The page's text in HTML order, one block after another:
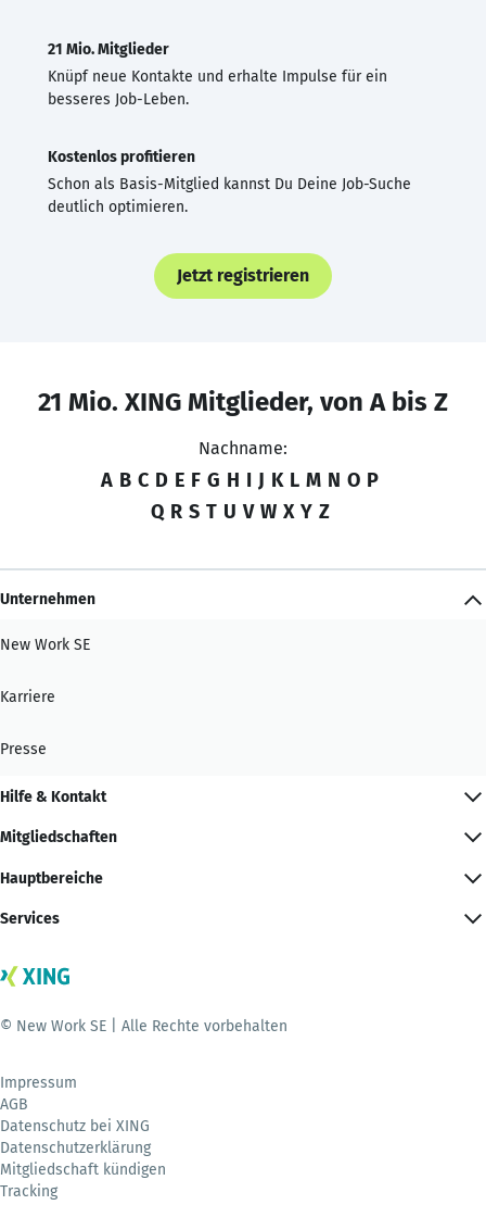
21 Mio. Mitglieder
Knüpf neue Kontakte und erhalte Impulse für ein
besseres Job-Leben.
Kostenlos profitieren
Schon als Basis-Mitglied kannst Du Deine Job-Suche
deutlich optimieren.
Jetzt registrieren
21 Mio. XING Mitglieder, von A bis Z
Nachname:
A B C D E F G H I J K L M N O P
Q R S T U V W X Y Z
Unternehmen
New Work SE
Karriere
Presse
Hilfe & Kontakt
Mitgliedschaften
Hauptbereiche
Services
© New Work SE | Alle Rechte vorbehalten
Impressum
AGB
Datenschutz bei XING
Datenschutzerklärung
Mitgliedschaft kündigen
Tracking